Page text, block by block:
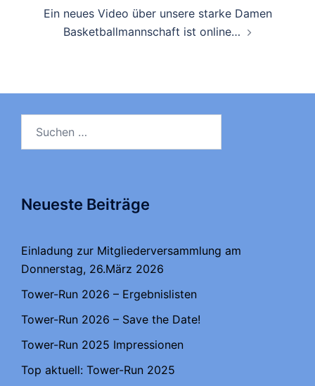
Ein neues Video über unsere starke Damen
Basketballmannschaft ist online…
Neueste Beiträge
Einladung zur Mitgliederversammlung am
Donnerstag, 26.März 2026
Tower-Run 2026 – Ergebnislisten
Tower-Run 2026 – Save the Date!
Tower-Run 2025 Impressionen
Top aktuell: Tower-Run 2025